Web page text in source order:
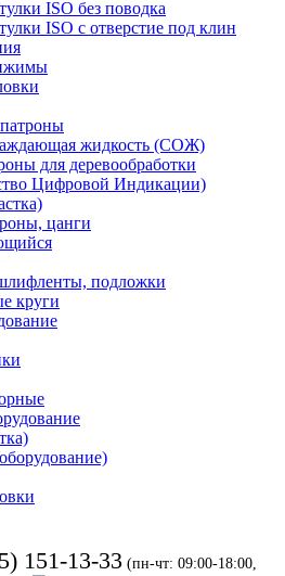
ISO без поводка
ISO с отверстие под клин
жидкость (СОЖ)
для деревообработки
Цифровой Индикации)
цанги
подложки
круги
151-13-33 (пн-чт: 09:00-18:00,